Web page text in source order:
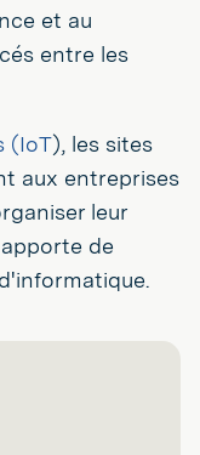
et au
entre les
(IoT), les sites
aux entreprises
leur
de